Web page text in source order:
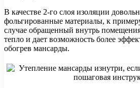
В качестве 2-го слоя изоляции
фольгированные материалы, к
случае обращенный внутрь
тепло и дает возможность более
обогрев мансарды.